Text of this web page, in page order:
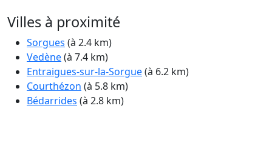
Villes à proximité
Sorgues (à 2.4 km)
Vedène(à 7.4 km)
Entraigues-sur-la-Sorgue(à 6.2 km)
Courthézon (à 5.8 km)
Bédarrides (à 2.8 km)